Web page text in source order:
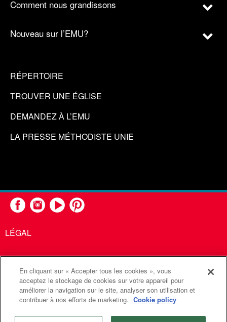
Comment nous grandissons
Nouveau sur l’EMU?
RÉPERTOIRE
TROUVER UNE ÉGLISE
DEMANDEZ À L’EMU
LA PRESSE MÉTHODISTE UNIE
LÉGAL
United Methodist Communications est une agence de l'Église
Méthodiste Unie
Communications Méthodistes Unies. Tous droits
réservés
En cliquant sur « Accepter tous les cookies », vous
acceptez le stockage de cookies sur votre appareil pour
améliorer la navigation sur le site, analyser son utilisation et
contribuer à nos efforts de marketing. Cookie policy